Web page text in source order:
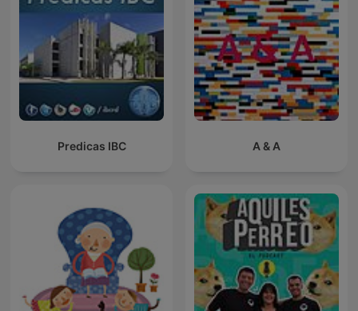
Predicas IBC A & A